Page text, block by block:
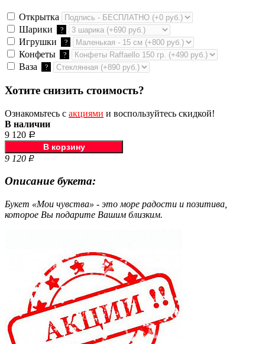
Открытка
Шарики
?
Игрушки ?
Конфеты ?
Ваза ?
Хотите снизить стоимость?
Ознакомьтесь с акциями и воспользуйтесь скидкой!
В наличии
9 120 Р
9 120 Р
Описание букета:
Букет «Мои чувства» - это море радости и позитива,
которое Вы подарите Вашим близким.